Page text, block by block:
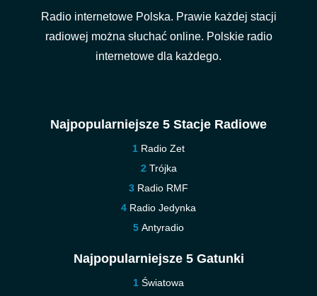
Radio internetowe Polska. Prawie każdej stacji
radiowej można słuchać online. Polskie radio
internetowe dla każdego.
Najpopularniejsze 5 Stacje Radiowe
Radio Zet
Trójka
Radio RMF
Radio Jedynka
Antyradio
Najpopularniejsze 5 Gatunki
Światowa